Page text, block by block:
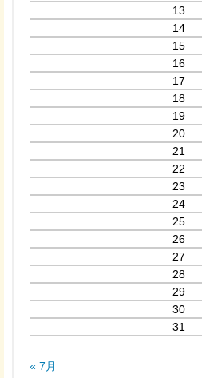
13
14
15
16
17
18
19
20
21
22
23
24
25
26
27
28
29
30
31
« 7月